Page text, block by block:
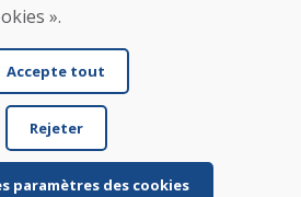
2026, tous droits réservés
».
Accepte tout
Rejeter
paramètres des cookies